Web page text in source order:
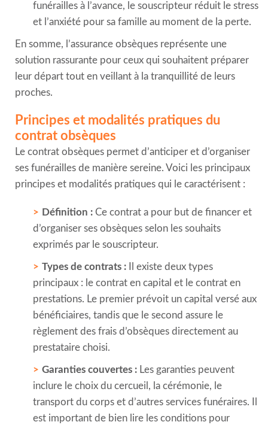
funérailles à l’avance, le souscripteur réduit le stress
et l’anxiété pour sa famille au moment de la perte.
En somme, l’assurance obsèques représente une
solution rassurante pour ceux qui souhaitent préparer
leur départ tout en veillant à la tranquillité de leurs
proches.
Principes et modalités pratiques du
contrat obsèques
Le contrat obsèques permet d’anticiper et d’organiser
ses funérailles de manière sereine. Voici les principaux
principes et modalités pratiques qui le caractérisent :
Définition : Ce contrat a pour but de financer et
d’organiser ses obsèques selon les souhaits
exprimés par le souscripteur.
Types de contrats : Il existe deux types
principaux : le contrat en capital et le contrat en
prestations. Le premier prévoit un capital versé aux
bénéficiaires, tandis que le second assure le
règlement des frais d’obsèques directement au
prestataire choisi.
Garanties couvertes : Les garanties peuvent
inclure le choix du cercueil, la cérémonie, le
transport du corps et d’autres services funéraires. Il
est important de bien lire les conditions pour